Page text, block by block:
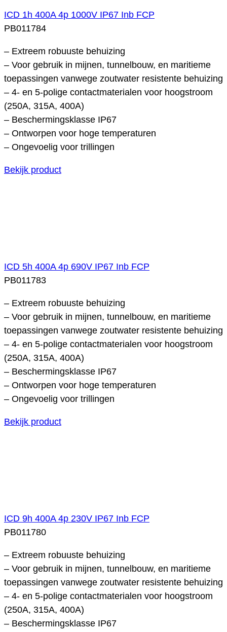
ICD 1h 400A 4p 1000V IP67 Inb FCP
PB011784
– Extreem robuuste behuizing
– Voor gebruik in mijnen, tunnelbouw, en maritieme
toepassingen vanwege zoutwater resistente behuizing
– 4- en 5-polige contactmaterialen voor hoogstroom
(250A, 315A, 400A)
– Beschermingsklasse IP67
– Ontworpen voor hoge temperaturen
– Ongevoelig voor trillingen
Bekijk product
ICD 5h 400A 4p 690V IP67 Inb FCP
PB011783
– Extreem robuuste behuizing
– Voor gebruik in mijnen, tunnelbouw, en maritieme
toepassingen vanwege zoutwater resistente behuizing
– 4- en 5-polige contactmaterialen voor hoogstroom
(250A, 315A, 400A)
– Beschermingsklasse IP67
– Ontworpen voor hoge temperaturen
– Ongevoelig voor trillingen
Bekijk product
ICD 9h 400A 4p 230V IP67 Inb FCP
PB011780
– Extreem robuuste behuizing
– Voor gebruik in mijnen, tunnelbouw, en maritieme
toepassingen vanwege zoutwater resistente behuizing
– 4- en 5-polige contactmaterialen voor hoogstroom
(250A, 315A, 400A)
– Beschermingsklasse IP67